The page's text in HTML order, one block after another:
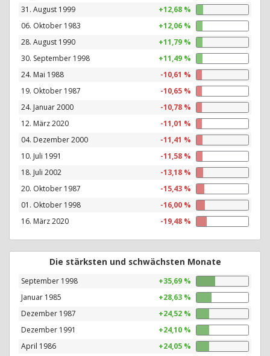
31. August 1999
+12,68 %
06. Oktober 1983
+12,06 %
28. August 1990
+11,79 %
30. September 1998
+11,49 %
24. Mai 1988
-10,61 %
19. Oktober 1987
-10,65 %
24. Januar 2000
-10,78 %
12. März 2020
-11,01 %
04. Dezember 2000
-11,41 %
10. Juli 1991
-11,58 %
18. Juli 2002
-13,18 %
20. Oktober 1987
-15,43 %
01. Oktober 1998
-16,00 %
16. März 2020
-19,48 %
Die stärksten und schwächsten Monate
September 1998
+35,69 %
Januar 1985
+28,63 %
Dezember 1987
+24,52 %
Dezember 1991
+24,10 %
April 1986
+24,05 %